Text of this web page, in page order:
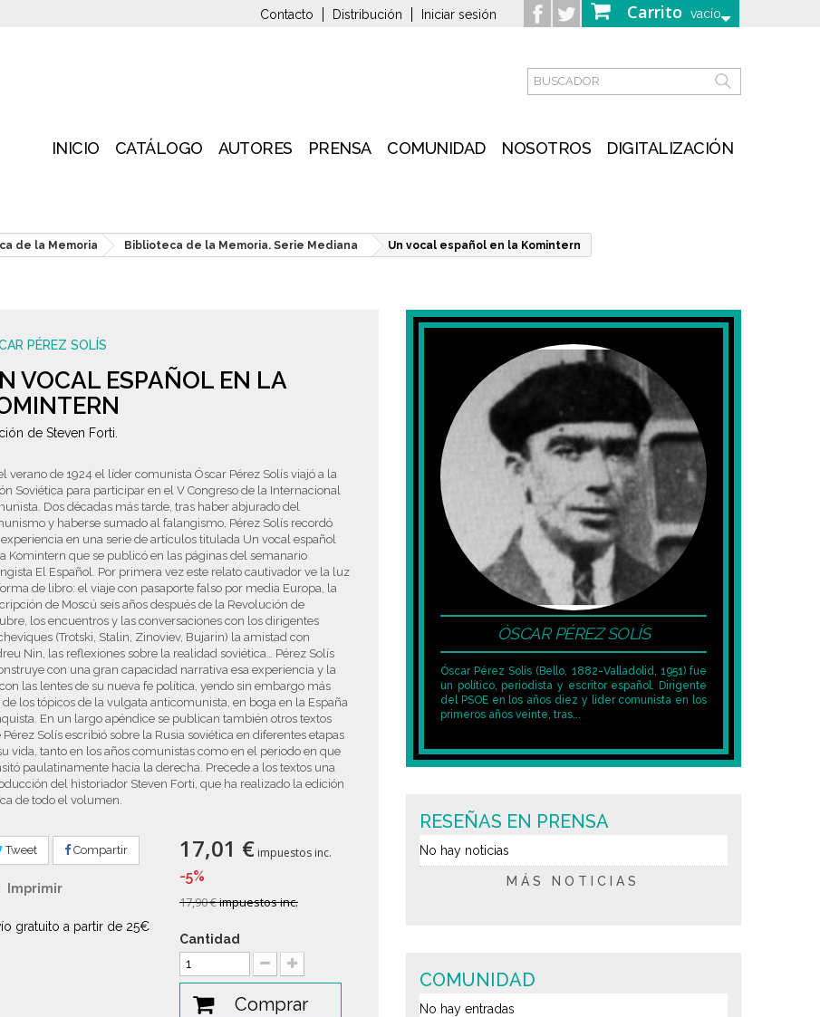
Carrito vacío
Contacto Distribución Iniciar sesión
INICIO CATÁLOGO AUTORES PRENSA COMUNIDAD NOSOTROS DIGITALIZACIÓN
de la Memoria Biblioteca de la Memoria. Serie Mediana Un vocal español en la Komintern
PÉREZ SOLÍS
VOCAL ESPAÑOL EN LA
de Steven Forti.
verano de 1924 el líder comunista Óscar Pérez Solís viajó a la
Soviética para participar en el V Congreso de la Internacional
Dos décadas más tarde, tras haber abjurado del
y haberse sumado al falangismo, Pérez Solís recordó
experiencia en una serie de artículos titulada Un vocal español
Komintern que se publicó en las páginas del semanario
El Español. Por primera vez este relato cautivador ve la luz
de libro: el viaje con pasaporte falso por media Europa, la
de Moscú seis años después de la Revolución de
los encuentros y las conversaciones con los dirigentes
(Trotski, Stalin, Zinoviev, Bujarin) la amistad con
Nin, las reflexiones sobre la realidad soviética… Pérez Solís
con una gran capacidad narrativa esa experiencia y la
las lentes de su nueva fe política, yendo sin embargo más
los tópicos de la vulgata anticomunista, en boga en la España
En un largo apéndice se publican también otros textos
Pérez Solís escribió sobre la Rusia soviética en diferentes etapas
vida, tanto en los años comunistas como en el periodo en que
paulatinamente hacia la derecha. Precede a los textos una
del historiador Steven Forti, que ha realizado la edición
de todo el volumen.
Tweet Compartir
Imprimir
gratuito a partir de 25€
17,01 € impuestos inc.
-5%
17,90 €impuestos inc.
Cantidad
Comprar
ÓSCAR PÉREZ SOLÍS
Óscar Pérez Solís (Bello, 1882-Valladolid, 1951) fue
un político, periodista y escritor español. Dirigente
del PSOE en los años diez y líder comunista en los
primeros años veinte, tras...
RESEÑAS EN PRENSA
No hay noticias
MÁS NOTICIAS
COMUNIDAD
No hay entradas